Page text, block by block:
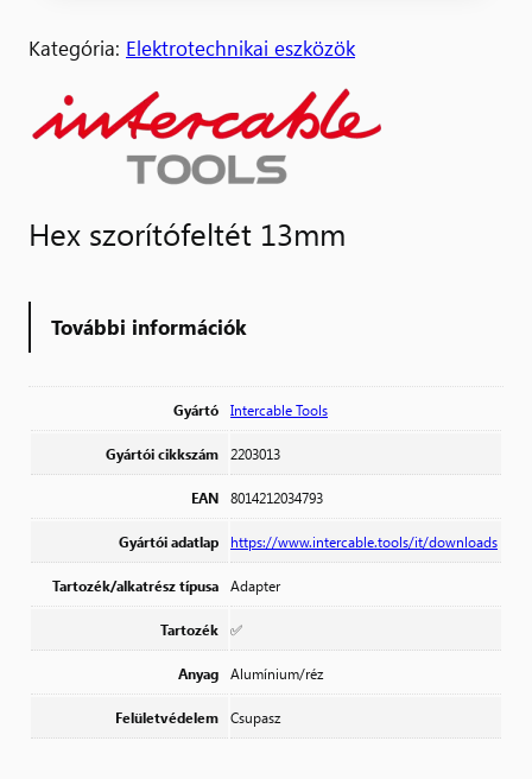
Kategória: Elektrotechnikai eszközök
Hex szorítófeltét 13mm
További információk
Gyártó Intercable Tools
Gyártói cikkszám 2203013
EAN 8014212034793
Gyártói adatlap https://www.intercable.tools/it/downloads
Tartozék/alkatrész típusa Adapter
Tartozék ✅
Anyag Alumínium/réz
Felületvédelem Csupasz